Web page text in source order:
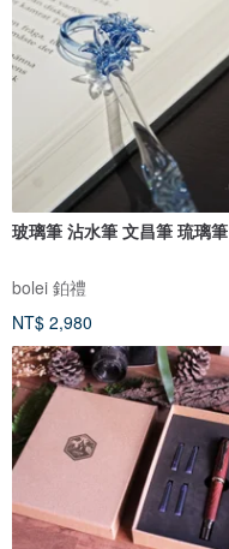
玻璃筆 沾水筆 文昌筆 琉璃筆
bolei 鉑禮
NT$ 2,980